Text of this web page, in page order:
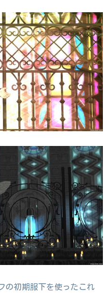
の初期服下を使ったこれ